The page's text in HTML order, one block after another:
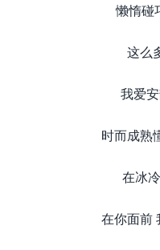
懒惰碰
这么
我爱
时而成熟
在冰
在你面前